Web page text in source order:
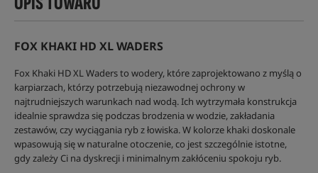
FOX KHAKI HD XL WADERS
Fox Khaki HD XL Waders to wodery, które zaprojektowano z myślą o
karpiarzach, którzy potrzebują niezawodnej ochrony w
najtrudniejszych warunkach nad wodą. Ich wytrzymała konstrukcja
idealnie sprawdza się podczas brodzenia w wodzie, zakładania
zestawów, czy wyciągania ryb z łowiska. W kolorze khaki doskonale
wpasowują się w naturalne otoczenie, co jest szczególnie istotne,
gdy zależy Ci na dyskrecji i minimalnym zakłóceniu spokoju ryb.